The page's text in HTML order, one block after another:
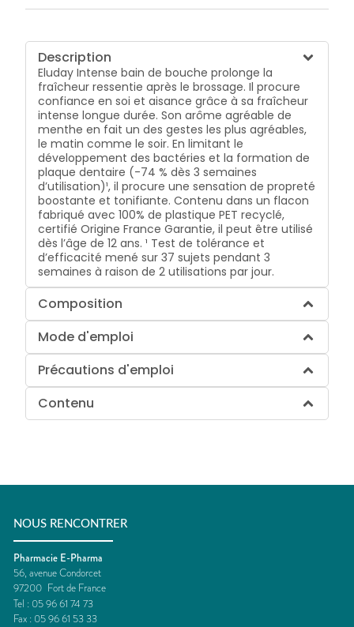
Description
Eluday Intense bain de bouche prolonge la
fraîcheur ressentie après le brossage. Il procure
confiance en soi et aisance grâce à sa fraîcheur
intense longue durée. Son arôme agréable de
menthe en fait un des gestes les plus agréables,
le matin comme le soir. En limitant le
développement des bactéries et la formation de
plaque dentaire (-74 % dès 3 semaines
d’utilisation)¹, il procure une sensation de propreté
boostante et tonifiante. Contenu dans un flacon
fabriqué avec 100% de plastique PET recyclé,
certifié Origine France Garantie, il peut être utilisé
dès l’âge de 12 ans. ¹ Test de tolérance et
d’efficacité mené sur 37 sujets pendant 3
semaines à raison de 2 utilisations par jour.
Composition
Mode d'emploi
Précautions d'emploi
Contenu
NOUS RENCONTRER
Pharmacie E-Pharma
56, avenue Condorcet
97200 Fort de France
Tel : 05 96 61 74 73
Fax : 05 96 61 53 33